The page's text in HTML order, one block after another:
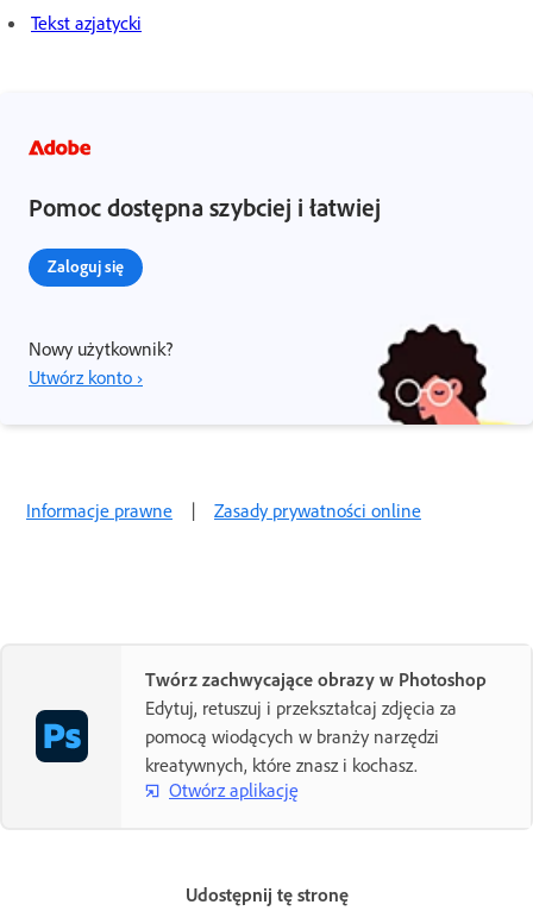
Tekst azjatycki
Pomoc dostępna szybciej i łatwiej
Zaloguj się
Nowy użytkownik?
Utwórz konto ›
Informacje prawne | Zasady prywatności online
Twórz zachwycające obrazy w Photoshop
Edytuj, retuszuj i przekształcaj zdjęcia za
pomocą wiodących w branży narzędzi
kreatywnych, które znasz i kochasz.
Otwórz aplikację
Udostępnij tę stronę